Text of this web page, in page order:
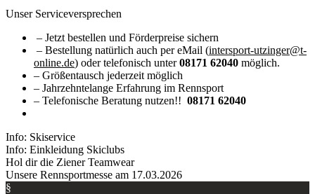
Unser Serviceversprechen
– Jetzt bestellen und Förderpreise sichern
– Bestellung natürlich auch per eMail (intersport-utzinger@t-
online.de) oder telefonisch unter08171 62040 möglich.
– Größentausch jederzeit möglich
– Jahrzehntelange Erfahrung im Rennsport
– Telefonische Beratung nutzen!! 08171 62040
Info: Skiservice
Info: Einkleidung Skiclubs
Hol dir die Ziener Teamwear
Unsere Rennsportmesse am 17.03.2026
§